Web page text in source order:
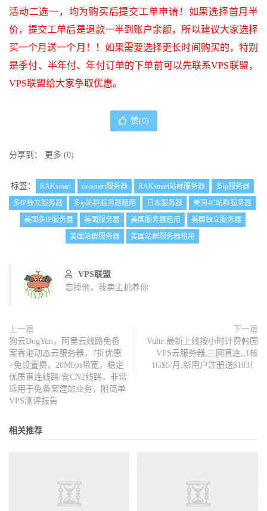
活动二选一，均为购买后提交工单申请！如果选择首月半
价，提交工单后是退款一半到账户余额，所以建议大家选择
买一个月送一个月！！如果需要选择更长时间购买的，特别
是季付、半年付、年付订单的下单前可以先联系VPS联盟，
VPS联盟给大家争取优惠。
赞(0)
分享到： 更多 (0)
标签： RAKsmart raksmart服务器 RAKsmart站群服务器
多ip服务器
多IP独立服务器
多ip站群服务器租用 日本服务器
美国4C站群服务器
美国多IP服务器
美国服务器 美国服务器租用
美国独立服务器
美国站群服务器
美国站群服务器租用
VPS联盟
忘掉他，我卖主机养你
上一篇
狗云DogYun，阿里云线路免备
案香港动态云服务器，7折优惠
+免设置费，20Mbps带宽，稳定
优质直连线路/含CN2线路，非常
适用于免备案建站业务，附简单
VPS测评报告
下一篇
Vultr:最新上线按小时计费韩国
VPS云服务器,三网直连,,1核
1G$5/月,新用户注册送$103！
相关推荐